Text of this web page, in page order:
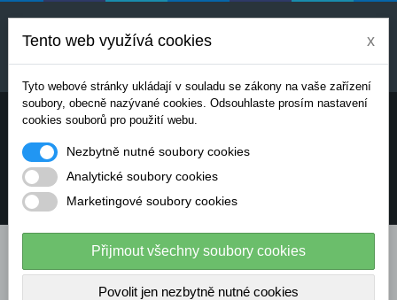
Uvedené ceny jsou orientační a mohou se měnit v
závislosti na aktuálních cenách výrobců a
dodavatelů. Pro přesnou cenovou nabídku prosím
Potřebujete poradit? Chcete objednávat telefonicky:
info@dataflex-security.com
Tento web využívá cookies x
Tyto webové stránky ukládají v souladu se zákony na vaše zařízení
soubory, obecně nazývané cookies. Odsouhlaste prosím nastavení
cookies souborů pro použití webu.
Nezbytně nutné soubory cookies
Analytické soubory cookies
Marketingové soubory cookies
Přijmout všechny soubory cookies
Povolit jen nezbytně nutné cookies